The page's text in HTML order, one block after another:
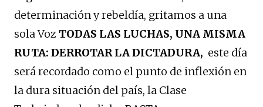
determinación y rebeldía, gritamos a una
sola Voz TODAS LAS LUCHAS, UNA MISMA
RUTA: DERROTAR LA DICTADURA, este día
será recordado como el punto de inflexión en
la dura situación del país, la Clase